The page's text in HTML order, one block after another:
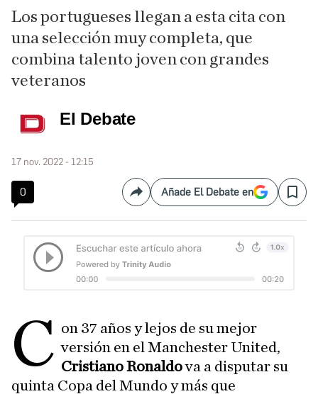
Los portugueses llegan a esta cita con
una selección muy completa, que
combina talento joven con grandes
veteranos
El Debate
17 nov. 2022 - 12:15
0 CompartirAñade El Debate en Save
C on 37 años y lejos de su mejor
versión en el Manchester United,
Cristiano Ronaldova a disputar su
quinta Copa del Mundo y más que